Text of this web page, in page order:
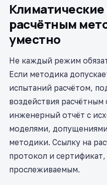
расчётным
уместно
Не каждый режим
Если методика
испытаний расчётом,
воздействия
инженерный отчёт с
моделями,
методики. Ссылку на
протокол и
прослеживаемым.